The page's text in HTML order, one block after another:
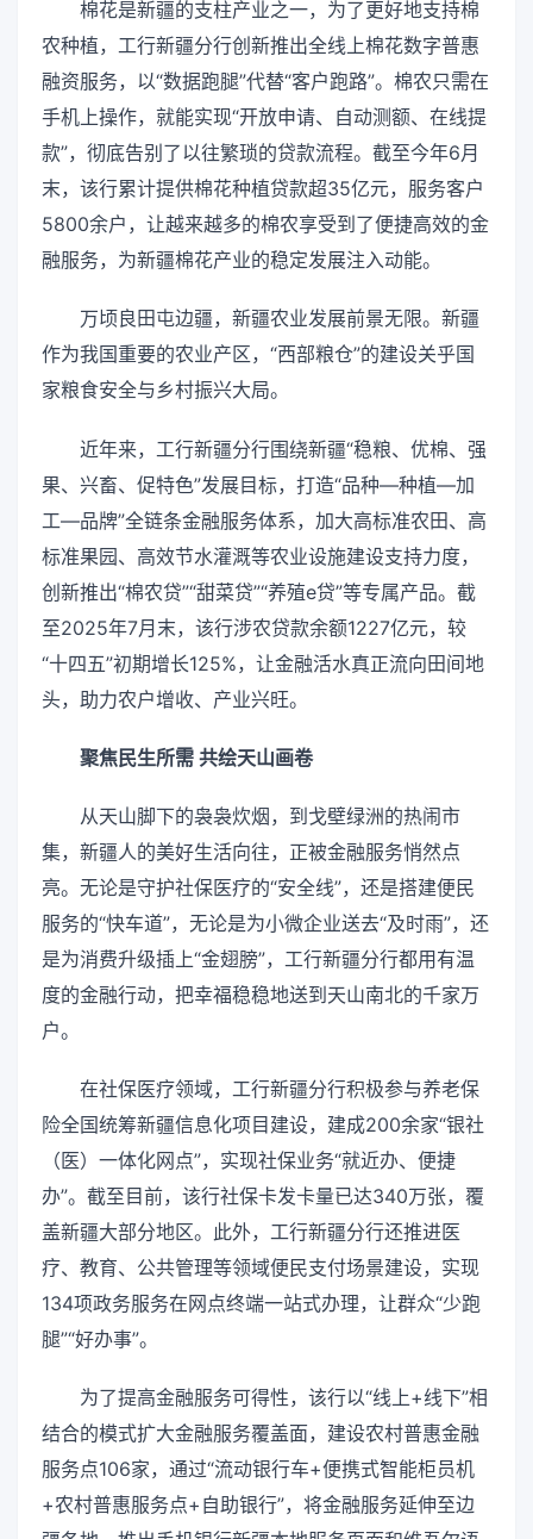
棉花是新疆的支柱产业之一，为了更好地支持棉
农种植，工行新疆分行创新推出全线上棉花数字普惠
融资服务，以“数据跑腿”代替“客户跑路”。棉农只需在
手机上操作，就能实现“开放申请、自动测额、在线提
款”，彻底告别了以往繁琐的贷款流程。截至今年6月
末，该行累计提供棉花种植贷款超35亿元，服务客户
5800余户，让越来越多的棉农享受到了便捷高效的金
融服务，为新疆棉花产业的稳定发展注入动能。
万顷良田屯边疆，新疆农业发展前景无限。新疆
作为我国重要的农业产区，“西部粮仓”的建设关乎国
家粮食安全与乡村振兴大局。
近年来，工行新疆分行围绕新疆“稳粮、优棉、强
果、兴畜、促特色”发展目标，打造“品种—种植—加
工—品牌”全链条金融服务体系，加大高标准农田、高
标准果园、高效节水灌溉等农业设施建设支持力度，
创新推出“棉农贷”“甜菜贷”“养殖e贷”等专属产品。截
至2025年7月末，该行涉农贷款余额1227亿元，较
“十四五”初期增长125%，让金融活水真正流向田间地
头，助力农户增收、产业兴旺。
聚焦民生所需 共绘天山画卷
从天山脚下的袅袅炊烟，到戈壁绿洲的热闹市
集，新疆人的美好生活向往，正被金融服务悄然点
亮。无论是守护社保医疗的“安全线”，还是搭建便民
服务的“快车道”，无论是为小微企业送去“及时雨”，还
是为消费升级插上“金翅膀”，工行新疆分行都用有温
度的金融行动，把幸福稳稳地送到天山南北的千家万
户。
在社保医疗领域，工行新疆分行积极参与养老保
险全国统筹新疆信息化项目建设，建成200余家“银社
（医）一体化网点”，实现社保业务“就近办、便捷
办”。截至目前，该行社保卡发卡量已达340万张，覆
盖新疆大部分地区。此外，工行新疆分行还推进医
疗、教育、公共管理等领域便民支付场景建设，实现
134项政务服务在网点终端一站式办理，让群众“少跑
腿”“好办事”。
为了提高金融服务可得性，该行以“线上+线下”相
结合的模式扩大金融服务覆盖面，建设农村普惠金融
服务点106家，通过“流动银行车+便携式智能柜员机
+农村普惠服务点+自助银行”，将金融服务延伸至边